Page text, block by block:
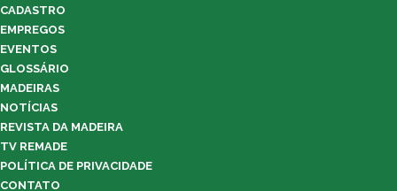
CADASTRO
EMPREGOS
EVENTOS
GLOSSÁRIO
MADEIRAS
NOTÍCIAS
REVISTA DA MADEIRA
TV REMADE
POLÍTICA DE PRIVACIDADE
CONTATO